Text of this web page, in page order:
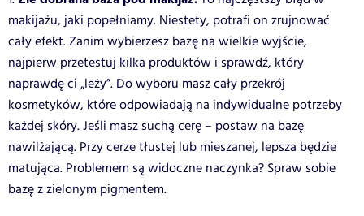
makijażu, jaki popełniamy. Niestety, potrafi on zrujnować
cały efekt. Zanim wybierzesz bazę na wielkie wyjście,
najpierw przetestuj kilka produktów i sprawdź, który
naprawdę ci „leży”. Do wyboru masz cały przekrój
kosmetyków, które odpowiadają na indywidualne potrzeby
każdej skóry. Jeśli masz suchą cerę – postaw na bazę
nawilżającą. Przy cerze tłustej lub mieszanej, lepsza będzie
matująca. Problemem są widoczne naczynka? Spraw sobie
bazę z zielonym pigmentem.